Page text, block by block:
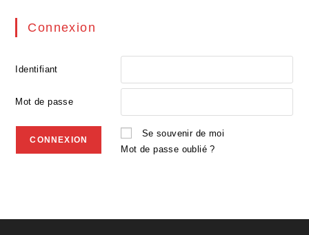
Connexion
Identifiant
Mot de passe
Se souvenir de moi
Mot de passe oublié ?